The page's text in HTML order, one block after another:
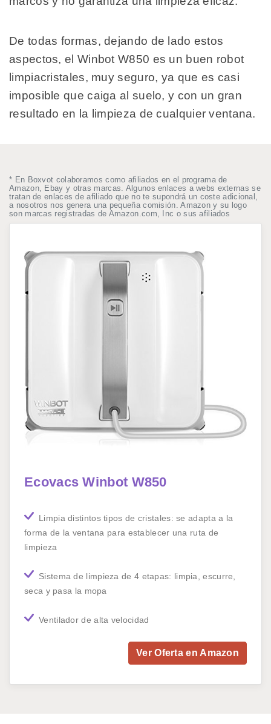
De todas formas, dejando de lado estos
aspectos, el Winbot W850 es un buen robot
limpiacristales, muy seguro, ya que es casi
imposible que caiga al suelo, y con un gran
resultado en la limpieza de cualquier ventana.
* En Boxvot colaboramos como afiliados en el programa de
Amazon, Ebay y otras marcas. Algunos enlaces a webs externas se
tratan de enlaces de afiliado que no te supondrá un coste adicional,
a nosotros nos genera una pequeña comisión. Amazon y su logo
son marcas registradas de Amazon.com, Inc o sus afiliados
Ecovacs Winbot W850
Limpia distintos tipos de cristales: se adapta a la
forma de la ventana para establecer una ruta de
limpieza
Sistema de limpieza de 4 etapas: limpia, escurre,
seca y pasa la mopa
Ventilador de alta velocidad
Ver Oferta en Amazon